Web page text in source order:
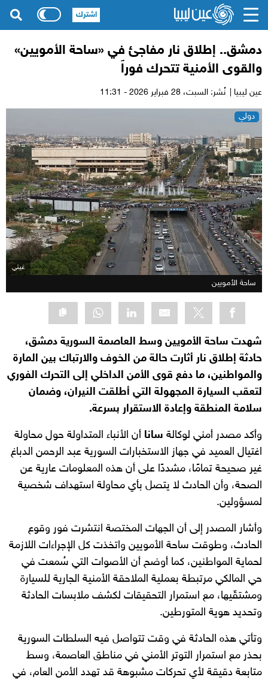
دمشق.. إطلاق نار مفاجئ في «ساحة الأمويين»
والقوى الأمنية تتحرك فوراً
عين ليبيا | نُشر: السبت،
دولي
غيتي
ساحة الأمويين
شهدت ساحة الأمويين وسط العاصمة السورية دمشق،
حادثة إطلاق نار أثارت حالة من الخوف والارتباك بين المارة
والمواطنين، ما دفع قوى الأمن الداخلي إلى التحرك الفوري
لتعقب السيارة المجهولة التي أطلقت النيران، وضمان
سلامة المنطقة وإعادة الاستقرار بسرعة.
وأكد مصدر أمني لوكالة سانا أن الأنباء المتداولة حول محاولة
اغتيال العميد في جهاز الاستخبارات السورية عبد الرحمن الدباغ
غير صحيحة تمامًا، مشددًا على أن هذه المعلومات عارية عن
الصحة، وأن الحادث لا يتصل بأي محاولة استهداف شخصية
لمسؤولين.
وأشار المصدر إلى أن الجهات المختصة انتشرت فور وقوع
الحادث، وطوقت ساحة الأمويين واتخذت كل الإجراءات اللازمة
لحماية المواطنين، كما أوضح أن الأصوات التي سُمعت في
حي المالكي مرتبطة بعملية الملاحقة الأمنية الجارية للسيارة
ومشتقّيها، مع استمرار التحقيقات لكشف ملابسات الحادثة
وتحديد هوية المتورطين.
وتأتي هذه الحادثة في وقت تتواصل فيه السلطات السورية
بحذر مع استمرار التوتر الأمني في مناطق العاصمة، وسط
متابعة دقيقة لأي تحركات مشبوهة قد تهدد الأمن العام، في
اشترك